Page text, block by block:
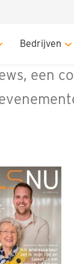
Bedrijven
een